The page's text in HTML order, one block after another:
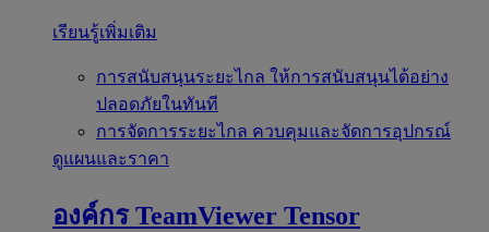
เรียนรู้เพิ่มเติม
การสนับสนุนระยะไกล ให้การสนับสนุนได้อย่าง
ปลอดภัยในทันที
การจัดการระยะไกล ควบคุมและจัดการอุปกรณ์
ดูแผนและราคา
องค์กร TeamViewer Tensor